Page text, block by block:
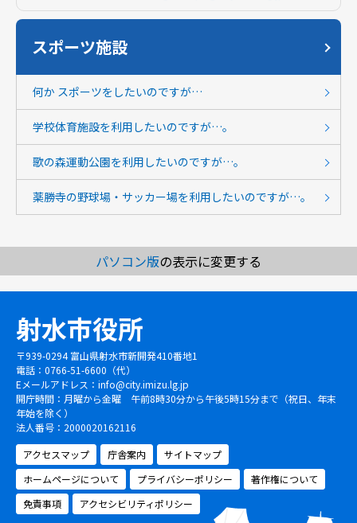
スポーツ施設
何か スポーツをしたいのですが…
学校体育施設を利用したいのですが…。
歌の森運動公園を利用したいのですが…。
薬勝寺の野球場・サッカー場を利用したいのですが…。
パソコン版の表示に変更する
射水市役所
〒939-0294 富山県射水市新開発410番地1
電話：0766-51-6600（代）
Eメールアドレス： info@city.imizu.lg.jp
開庁時間：月曜から金曜 午前8時30分から午後5時15分まで（祝日、年末
年始を除く）
法人番号：2000020162116
アクセスマップ
庁舎案内
サイトマップ
ホームページについて
プライバシーポリシー
著作権について
免責事項
アクセシビリティポリシー